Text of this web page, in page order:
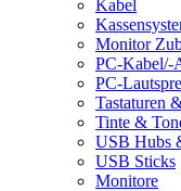
Kabel
Monitor
PC-Kabel/-
PC-
Tastaturen
Tinte &
USB Hubs
USB Sticks
Monitore